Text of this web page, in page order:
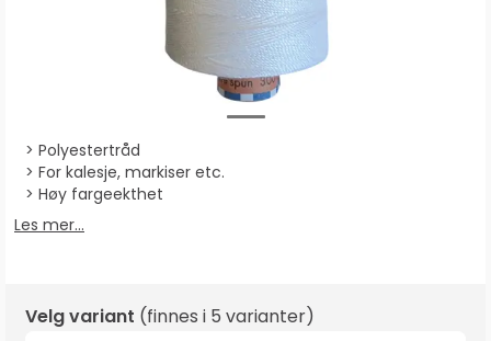
Polyestertråd
For kalesje, markiser etc.
Høy fargeekthet
Les mer...
Velg variant (finnes i 5 varianter)